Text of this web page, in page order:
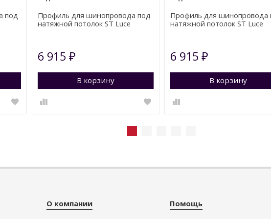
под
Перейти в корзину
Профиль для шинопровода под
натяжной потолок ST Luce
6 915 ₽
В корзину Перейти в корзину
Профиль для шинопровода
натяжной потолок ST Luce
6 915 ₽
В корзину
О компании Помощь